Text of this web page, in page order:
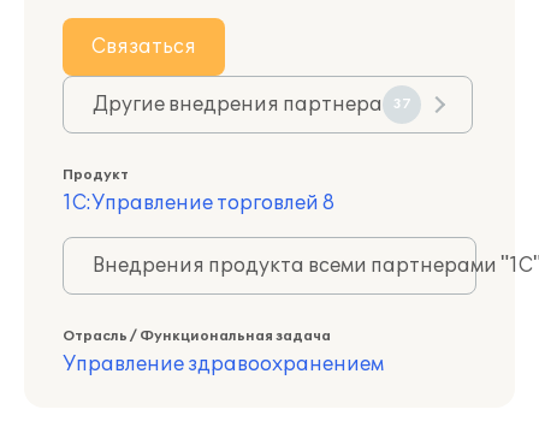
Связаться
Другие внедрения партнера 37
Продукт
1С:Управление торговлей 8
Внедрения продукта всеми партнерами
Отрасль / Функциональная задача
Управление здравоохранением